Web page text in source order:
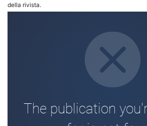
della rivista.